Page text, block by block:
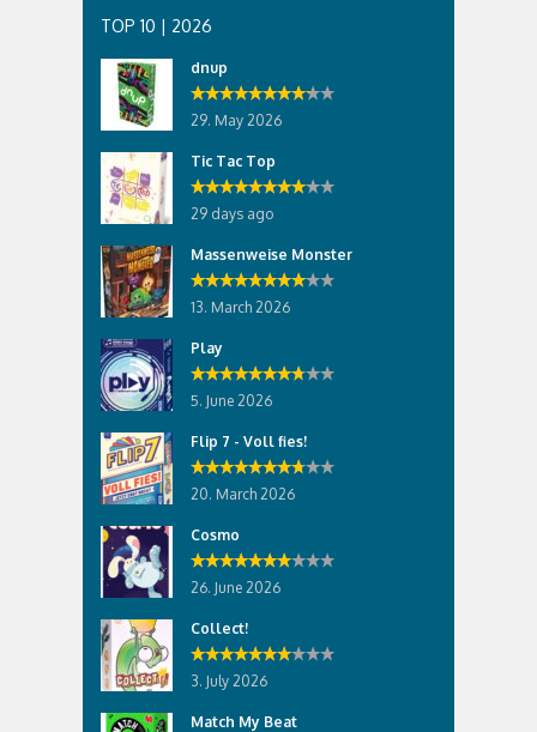
TOP 10 | 2026
dnup
29. May 2026
Tic Tac Top
29 days ago
Massenweise Monster
13. March 2026
Play
5. June 2026
Flip 7 - Voll fies!
20. March 2026
Cosmo
26. June 2026
Collect!
3. July 2026
Match My Beat